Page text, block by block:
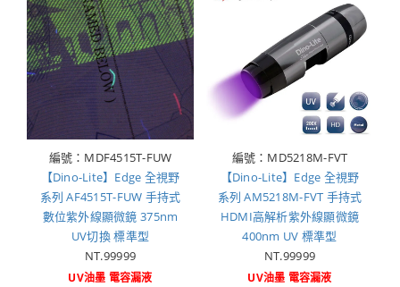
編號：MDF4515T-FUW
【Dino-Lite】Edge 全視野
系列 AF4515T-FUW 手持式
數位紫外線顯微鏡 375nm
UV切換 標準型
NT.99999
UV油墨 電容漏液
編號：MD5218M-FVT
【Dino-Lite】Edge 全視野
系列 AM5218M-FVT 手持式
HDMI高解析紫外線顯微鏡
400nm UV 標準型
NT.99999
UV油墨 電容漏液